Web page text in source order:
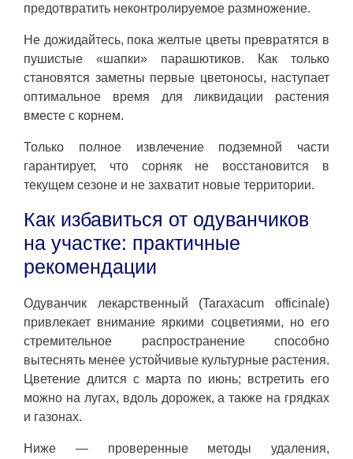
предотвратить неконтролируемое размножение.
Не дожидайтесь, пока желтые цветы превратятся в
пушистые «шапки» парашютиков. Как только
становятся заметны первые цветоносы, наступает
оптимальное время для ликвидации растения
вместе с корнем.
Только полное извлечение подземной части
гарантирует, что сорняк не восстановится в
текущем сезоне и не захватит новые территории.
Как избавиться от одуванчиков
на участке: практичные
рекомендации
Одуванчик лекарственный (Taraxacum officinale)
привлекает внимание яркими соцветиями, но его
стремительное распространение способно
вытеснять менее устойчивые культурные растения.
Цветение длится с марта по июнь; встретить его
можно на лугах, вдоль дорожек, а также на грядках
и газонах.
Ниже — проверенные методы удаления,